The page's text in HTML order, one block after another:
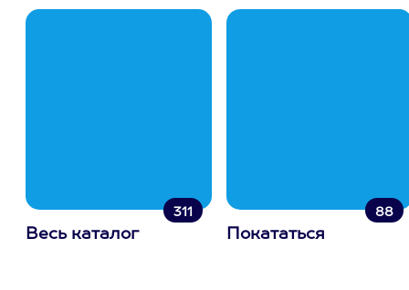
311
Весь каталог
88
Покататься